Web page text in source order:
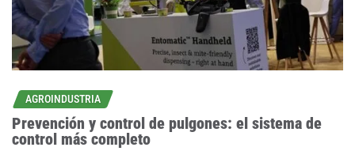
AGROINDUSTRIA
Prevención y control de pulgones: el sistema de
control más completo